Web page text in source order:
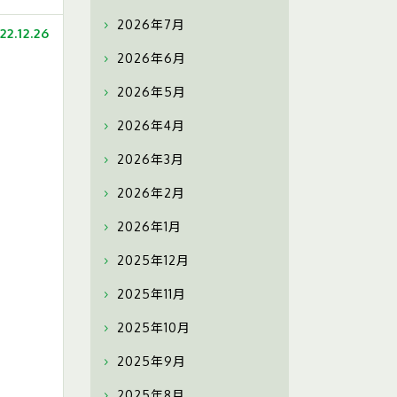
2026年7月
2026年6月
2026年5月
2026年4月
2026年3月
2026年2月
2026年1月
2025年12月
2025年11月
2025年10月
2025年9月